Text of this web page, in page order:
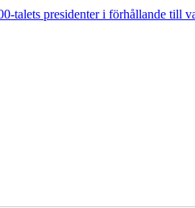
talets presidenter i förhållande till